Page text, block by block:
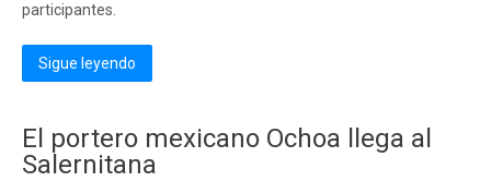
participantes.
Sigue leyendo
El portero mexicano Ochoa llega al
Salernitana